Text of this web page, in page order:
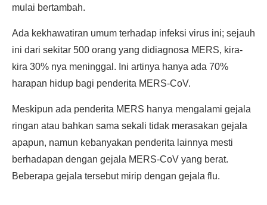
mulai bertambah.
Ada kekhawatiran umum terhadap infeksi virus ini; sejauh
ini dari sekitar 500 orang yang didiagnosa MERS, kira-
kira 30% nya meninggal. Ini artinya hanya ada 70%
harapan hidup bagi penderita MERS-CoV.
Meskipun ada penderita MERS hanya mengalami gejala
ringan atau bahkan sama sekali tidak merasakan gejala
apapun, namun kebanyakan penderita lainnya mesti
berhadapan dengan gejala MERS-CoV yang berat.
Beberapa gejala tersebut mirip dengan gejala flu.